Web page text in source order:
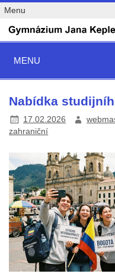
Menu
MENU
Nabídka
17.02.2026
zahraniční